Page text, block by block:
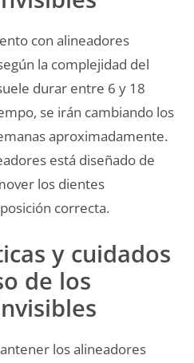
con alineadores
la complejidad del
durar entre 6 y 18
se irán cambiando los
aproximadamente.
está diseñado de
los dientes
correcta.
y cuidados
de los
los alineadores